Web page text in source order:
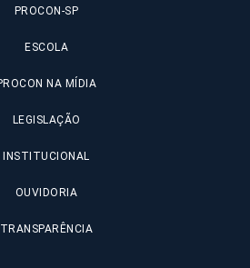
PROCON-SP
ESCOLA
NA MÍDIA
LEGISLAÇÃO
INSTITUCIONAL
OUVIDORIA
TRANSPARÊNCIA